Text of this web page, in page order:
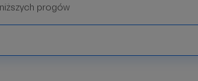
progów